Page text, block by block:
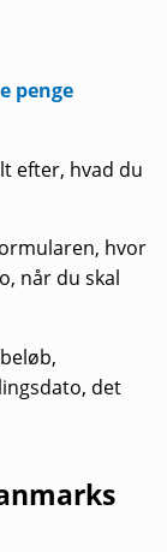
penge
efter, hvad du
hvor
når du skal
det